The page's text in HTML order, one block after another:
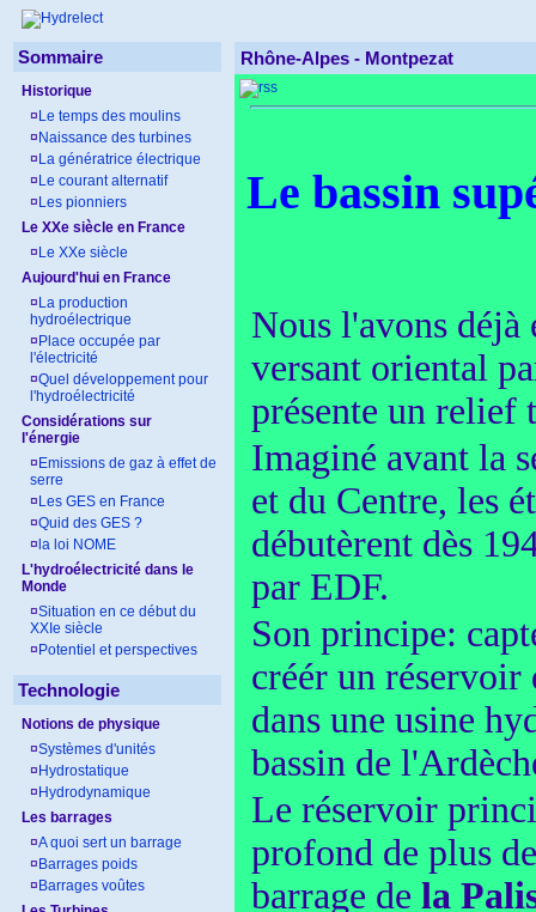
Sommaire
Historique
¤ Le temps des moulins
¤ Naissance des turbines
¤ La génératrice électrique
¤ Le courant alternatif
¤ Les pionniers
Le XXe siècle en France
¤ Le XXe siècle
Aujourd'hui en France
¤ La production
hydroélectrique
¤ Place occupée par
l'électricité
¤Quel développement pour
l'hydroélectricité
Considérations sur
l'énergie
¤ Emissions de gaz à effet de
serre
¤ Les GES en France
¤Quid des GES ?
¤ la loi NOME
L'hydroélectricité dans le
Monde
¤Situation en ce début du
XXIe siècle
¤ Potentiel et perspectives
Technologie
Notions de physique
¤Systèmes d'unités
¤ Hydrostatique
¤ Hydrodynamique
Les barrages
¤A quoi sert un barrage
¤ Barrages poids
¤ Barrages voûtes
Rhône-Alpes - Montpezat
Le bassin
Nous l'avons
versant oriental
présente un relief
Imaginé avant la
et du Centre, les
débutèrent dès
par EDF.
Son principe:
créér un réservoir
dans une usine
bassin de
Le réservoir
profond de plus
barrage de la